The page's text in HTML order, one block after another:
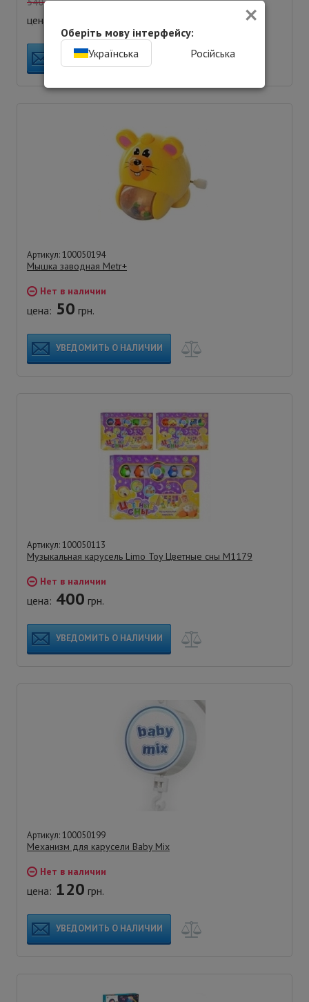
грн.
цена:
УВЕДОМИТЬ О НАЛИЧИИ
Артикул: 100050194
Мышка заводная Metr+
Нет в наличии
цена: 50 грн.
УВЕДОМИТЬ О НАЛИЧИИ
Артикул: 100050113
Музыкальная карусель Limo Toy Цветные сны М1179
Нет в наличии
цена: 400 грн.
УВЕДОМИТЬ О НАЛИЧИИ
Артикул: 100050199
Механизм для карусели Baby Mix
Нет в наличии
цена: 120 грн.
УВЕДОМИТЬ О НАЛИЧИИ
×
Оберіть мову інтерфейсу:
Українська
Російська